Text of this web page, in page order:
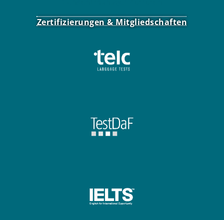
Zertifizierungen & Mitgliedschaften